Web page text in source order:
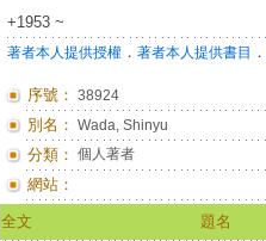
+1953 ~
著者本人提供授權． 著者本人提供書目 ．
序號： 38924
別名： Wada, Shinyu
分類： 個人著者
網站：
全文 題名